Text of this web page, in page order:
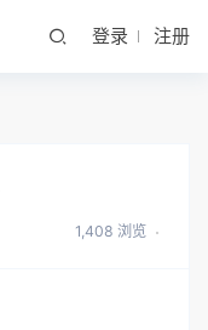
登录 注册
1,408 浏览